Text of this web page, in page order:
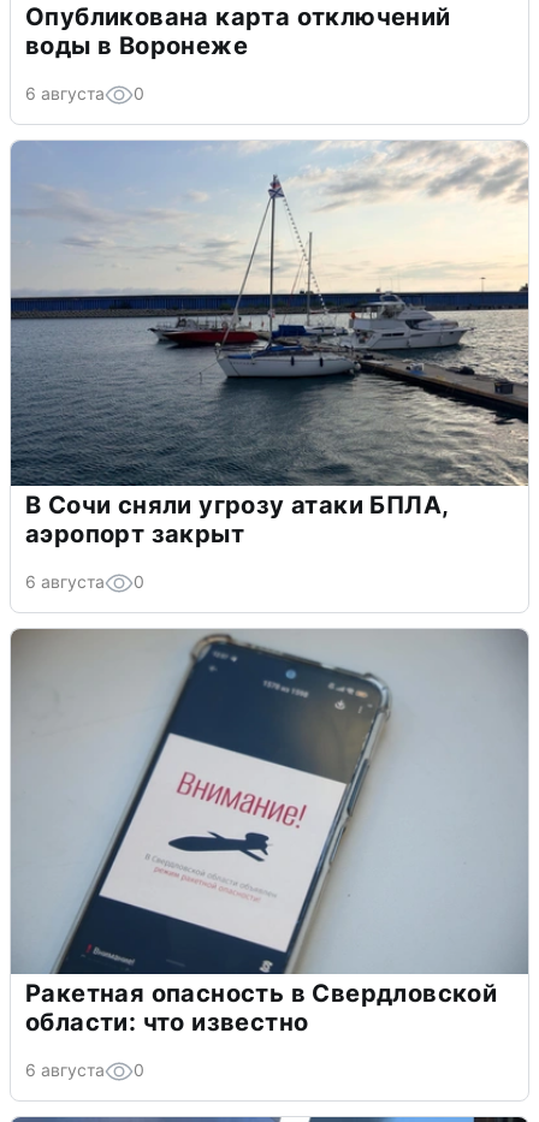
Опубликована карта отключений
воды в Воронеже
6 августа 0
В Сочи сняли угрозу атаки БПЛА,
аэропорт закрыт
6 августа 0
Ракетная опасность в Свердловской
области: что известно
6 августа 0